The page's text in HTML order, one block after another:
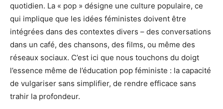
quotidien. La « pop » désigne une culture populaire, ce
qui implique que les idées féministes doivent être
intégrées dans des contextes divers – des conversations
dans un café, des chansons, des films, ou même des
réseaux sociaux. C’est ici que nous touchons du doigt
l’essence même de l’éducation pop féministe : la capacité
de vulgariser sans simplifier, de rendre efficace sans
trahir la profondeur.